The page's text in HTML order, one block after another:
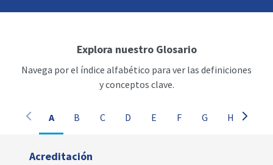
Explora nuestro Glosario
Navega por el índice alfabético para ver las definiciones
y conceptos clave.
A B C D E F G H
Acreditación